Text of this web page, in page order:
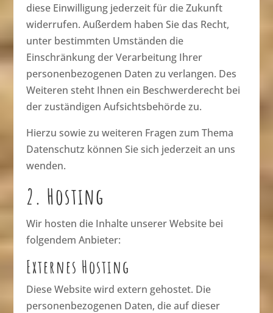
diese Einwilligung jederzeit für die Zukunft
widerrufen. Außerdem haben Sie das Recht,
unter bestimmten Umständen die
Einschränkung der Verarbeitung Ihrer
personenbezogenen Daten zu verlangen. Des
Weiteren steht Ihnen ein Beschwerderecht bei
der zuständigen Aufsichtsbehörde zu.
Hierzu sowie zu weiteren Fragen zum Thema
Datenschutz können Sie sich jederzeit an uns
wenden.
2. Hosting
Wir hosten die Inhalte unserer Website bei
folgendem Anbieter:
Externes Hosting
Diese Website wird extern gehostet. Die
personenbezogenen Daten, die auf dieser